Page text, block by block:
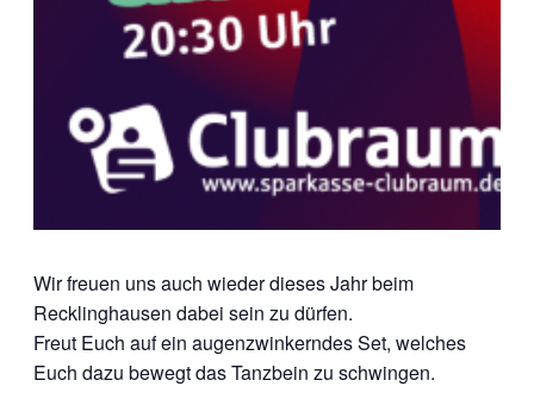
Wir freuen uns auch wieder dieses Jahr beim
Recklinghausen dabei sein zu dürfen.
Freut Euch auf ein augenzwinkerndes Set, welches
Euch dazu bewegt das Tanzbein zu schwingen.